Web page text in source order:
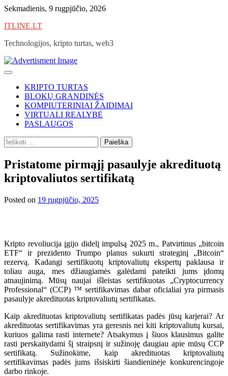
Skip
content
Sekmadienis, 9 rugpjūčio, 2026
ITLINE.LT
Technologijos, kripto turtas, web3
KRIPTO TURTAS
BLOKŲ GRANDINĖS
KOMPIUTERINIAI ŽAIDIMAI
VIRTUALI REALYBĖ
PASLAUGOS
Ieškoti:
Pristatome pirmąjį pasaulyje akredituotą
kriptovaliutos sertifikatą
Posted on 19 rugpjūčio, 2025
Kripto revoliucija įgijo didelį impulsą 2025 m., Patvirtinus „bitcoin
ETF“ ir prezidento Trumpo planus sukurti strateginį „Bitcoin“
rezervą. Kadangi sertifikuotų kriptovaliutų ekspertų paklausa ir
toliau auga, mes džiaugiamės galėdami pateikti jums įdomų
atnaujinimą. Mūsų naujai išleistas sertifikuotas „Cryptocurrency
Professional“ (CCP) ™ sertifikavimas dabar oficialiai yra pirmasis
pasaulyje akredituotas kriptovaliutų sertifikatas.
Kaip akredituotas kriptovaliutų sertifikatas padės jūsų karjerai? Ar
akredituotas sertifikavimas yra geresnis nei kiti kriptovaliutų kursai,
kuriuos galima rasti internete? Atsakymus į šiuos klausimus galite
rasti perskaitydami šį straipsnį ir sužinoję daugiau apie mūsų CCP
sertifikatą. Sužinokime, kaip akredituotas kriptovaliutų
sertifikavimas padės jums išsiskirti šiandieninėje konkurencingoje
darbo rinkoje.